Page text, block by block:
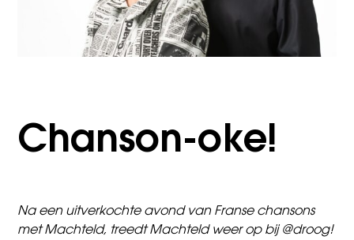
Chanson-oke!
Na een uitverkochte avond van Franse chansons
met Machteld, treedt Machteld weer op bij @droog!